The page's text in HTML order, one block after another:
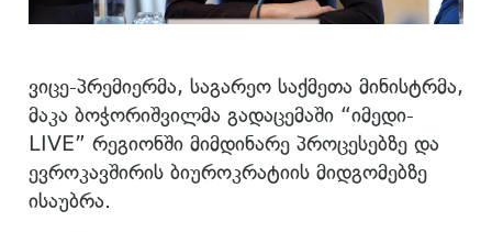
ვიცე-პრემიერმა, საგარეო საქმეთა მინისტრმა,
მაკა ბოჭორიშვილმა გადაცემაში “იმედი-
LIVE” რეგიონში მიმდინარე პროცესებზე და
ევროკავშირის ბიუროკრატიის მიდგომებზე
ისაუბრა.